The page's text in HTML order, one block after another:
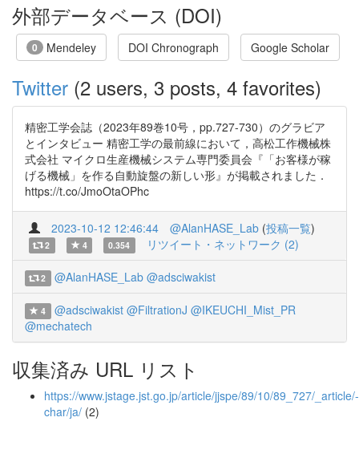
外部データベース (DOI)
0 Mendeley DOI Chronograph Google Scholar
Twitter (2 users, 3 posts, 4 favorites)
精密工学会誌（2023年89巻10号，pp.727-730）のグラビア
とインタビュー 精密工学の最前線において，高松工作機械株
式会社 マイクロ生産機械システム専門委員会『「お客様が稼
げる機械」を作る自動旋盤の新しい形』が掲載されました．
https://t.co/JmoOtaOPhc
2023-10-12 12:46:44 @AlanHASE_Lab (投稿一覧)
2 4 0.354 リツイート・ネットワーク (2)
2 @AlanHASE_Lab @adsciwakist
4 @adsciwakist @FiltrationJ @IKEUCHI_Mist_PR
@mechatech
収集済み URL リスト
https://www.jstage.jst.go.jp/article/jjspe/89/10/89_727/_article/-
char/ja/ (2)